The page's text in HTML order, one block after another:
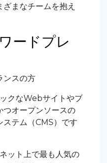
まなチームを抱え
ードプレ
ンスの方
クなWebサイトやブ
つオープンソースの
ステム（CMS）です
ット上で最も人気の